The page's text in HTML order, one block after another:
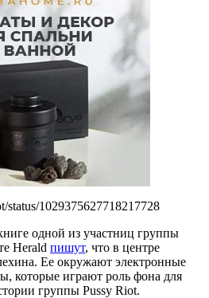
status/1029375627718217728
одной из участниц группы
Herald пишут, что в центре
Ее окружают электронные
которые играют роль фона для
группы Pussy Riot.